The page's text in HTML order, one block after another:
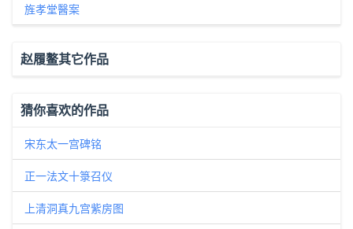
旌孝堂醫案
赵履鳌其它作品
猜你喜欢的作品
宋东太一宫碑铭
正一法文十箓召仪
上清洞真九宫紫房图